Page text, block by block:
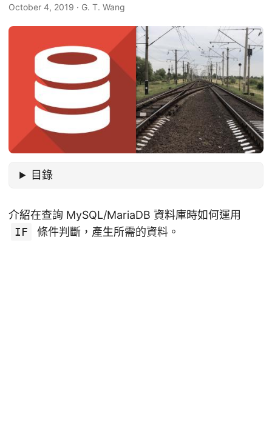
October 4, 2019 · G. T. Wang
目錄
介紹在查詢 MySQL/MariaDB 資料庫時如何運用
IF
條件判斷，產生所需的資料。